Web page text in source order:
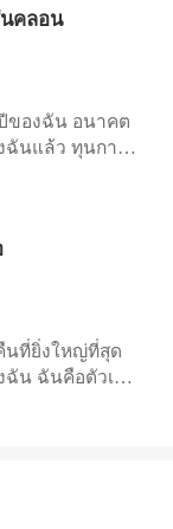
งออกไปตาม
ยาทที่แท้จริง
งแม่ก็ดังขึ้นใน
า คนของ
นอกเขตแดน
วกับที่ฉันเห็น
มื่อไม่กี่วันก่อน
า” เป็นแค่เพื่อน
ยหายหลายสิบ
ยงเย้ยหยันที่
ผู้ชายที่
กำลังไล่ฉันออก
ที่
การได้ใช้เวลา
ของฉัน แต่ฉัน
ผู้ล่วงลับ เธอ
าลที่ฉันไม่มีวัน
อย่างแรง เขาขู่
กฉัน ตราหน้าว่า
แข็ง “ไม่อย่าง
ศาล และผมจะ
ริ่มจากลูกสาว
ำลายครอบครัว
นคลอน
ของฉัน อนาคต
ฉันแล้ว ทุนการ
รมของเรา พวก
บาททุกสตางค์
ไม่มี
ายของฉันพูดเย้ย
คยสัญญาว่าจะ
นที่ยิ่งใหญ่ที่สุด
น ฉันคือตัวเต็ง
ฉัน ผู้ชายที่ควร